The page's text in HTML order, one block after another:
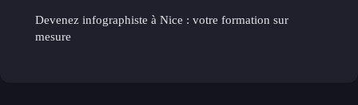
Devenez infographiste à Nice : votre formation sur
mesure